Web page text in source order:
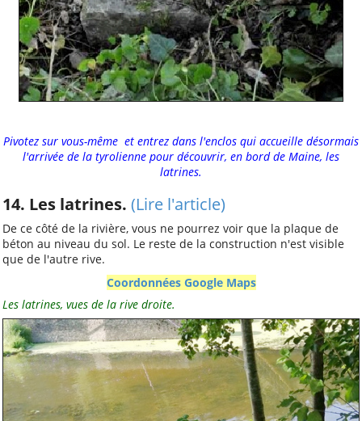
Pivotez sur vous-même et entrez dans l'enclos qui accueille désormais
l'arrivée de la tyrolienne pour découvrir, en bord de Maine, les
latrines.
14. Les latrines. (Lire l'article)
De ce côté de la rivière, vous ne pourrez voir que la plaque de
béton au niveau du sol. Le reste de la construction n'est visible
que de l'autre rive.
Coordonnées Google Maps
Les latrines, vues de la rive droite.